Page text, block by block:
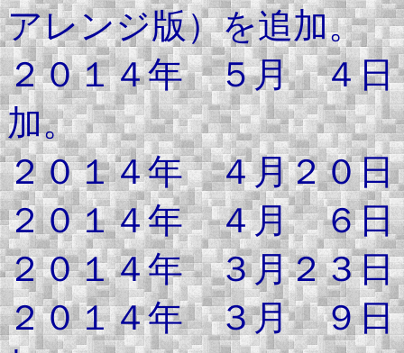
アレンジ版）を追加。
２０１４年 ５月 ４日
加。
２０１４年 ４月２０日
２０１４年 ４月 ６日
２０１４年 ３月２３日
２０１４年 ３月 ９日